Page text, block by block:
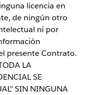
licencia en
de ningún otro
ni por
presente Contrato.
LA
SE
SIN NINGUNA